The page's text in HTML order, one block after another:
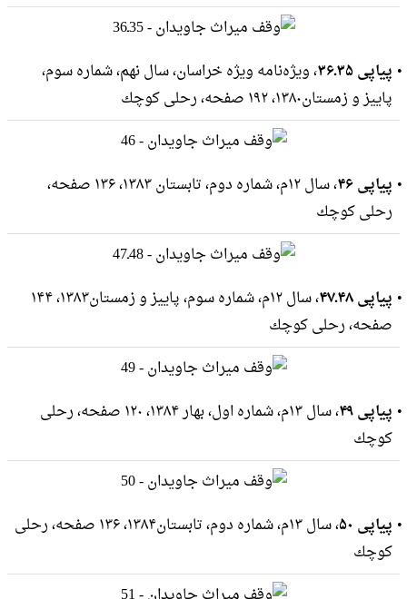
پیاپی ۳۵ـ۳۶
، ویژه‌نامه ویژه خراسان، سال نهم، شماره سوم،
پاییز و زمستان۱۳۸۰، ۱۹۲ صفحه، رحلى كوچك
پیاپی ۴۶
، سال ۱۲م، شماره دوم، تابستان ۱۳۸۳، ۱۳۶ صفحه،
رحلى كوچك
پیاپی ۴۸ـ۴۷
، سال ۱۲م، شماره سوم، پاییز و زمستان۱۳۸۳، ۱۴۴
صفحه، رحلى كوچك
پیاپی ۴۹
، سال ۱۳م، شماره اول، بهار ۱۳۸۴، ۱۲۰ صفحه، رحلى
كوچك
پیاپی ۵۰
، سال ۱۳م، شماره دوم، تابستان۱۳۸۴، ۱۳۶ صفحه، رحلى
كوچك